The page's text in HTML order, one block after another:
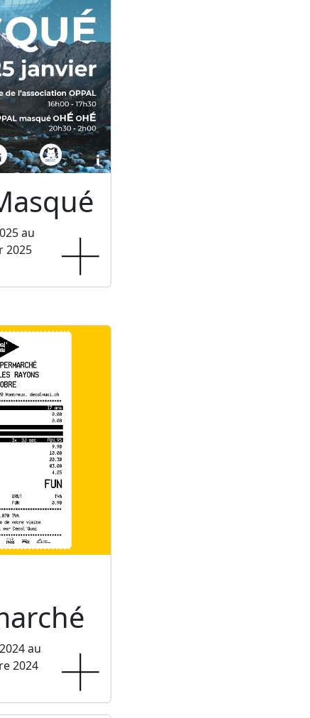
au
2025
au
2024